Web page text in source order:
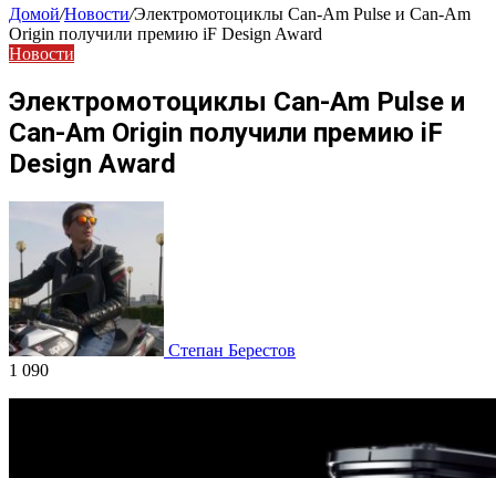
Домой/Новости/Электромотоциклы Can-Am Pulse и Can-Am
Origin получили премию iF Design Award
Новости
Электромотоциклы Can-Am Pulse и
Can-Am Origin получили премию iF
Design Award
Степан Берестов
1 090